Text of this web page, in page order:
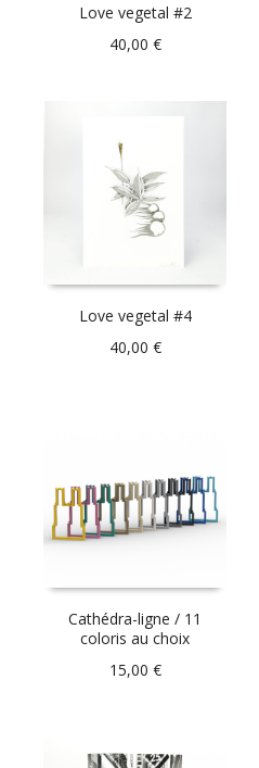
Love vegetal #2
40,00 €
Love vegetal #4
40,00 €
Cathédra-ligne / 11
coloris au choix
15,00 €